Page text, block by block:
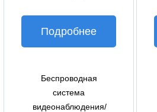
Подробнее
Беспроводная
система
видеонаблюдения/